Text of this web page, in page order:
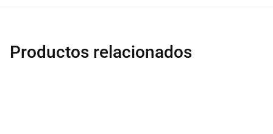
Productos relacionados